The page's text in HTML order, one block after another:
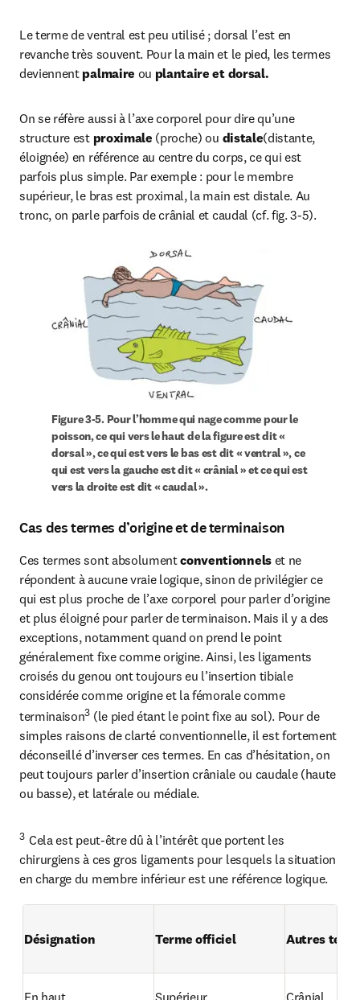
Le terme de ventral est peu utilisé ; dorsal l’est en
revanche très souvent. Pour la main et le pied, les termes
deviennent palmaire ou plantaire et dorsal.
On se réfère aussi à l’axe corporel pour dire qu’une
structure est proximale (proche) ou distale(distante,
éloignée) en référence au centre du corps, ce qui est
parfois plus simple. Par exemple : pour le membre
supérieur, le bras est proximal, la main est distale. Au
tronc, on parle parfois de crânial et caudal (cf. fig. 3-5).
Figure 3-5. Pour l’homme qui nage comme pour le
poisson, ce qui vers le haut de la figure est dit «
dorsal », ce qui est vers le bas est dit « ventral », ce
qui est vers la gauche est dit « crânial » et ce qui est
vers la droite est dit « caudal ».
Cas des termes d’origine et de terminaison
Ces termes sont absolument conventionnels et ne
répondent à aucune vraie logique, sinon de privilégier ce
qui est plus proche de l’axe corporel pour parler d’origine
et plus éloigné pour parler de terminaison. Mais il y a des
exceptions, notamment quand on prend le point
généralement fixe comme origine. Ainsi, les ligaments
croisés du genou ont toujours eu l’insertion tibiale
considérée comme origine et la fémorale comme
terminaison3 (le pied étant le point fixe au sol). Pour de
simples raisons de clarté conventionnelle, il est fortement
déconseillé d’inverser ces termes. En cas d’hésitation, on
peut toujours parler d’insertion crâniale ou caudale (haute
ou basse), et latérale ou médiale.
3 Cela est peut-être dû à l’intérêt que portent les
chirurgiens à ces gros ligaments pour lesquels la situation
en charge du membre inférieur est une référence logique.
Désignation Terme officiel Autres